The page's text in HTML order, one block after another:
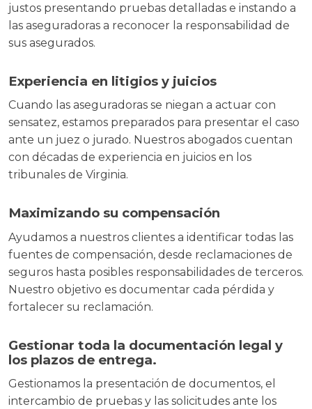
justos presentando pruebas detalladas e instando a
las aseguradoras a reconocer la responsabilidad de
sus asegurados.
Experiencia en litigios y juicios
Cuando las aseguradoras se niegan a actuar con
sensatez, estamos preparados para presentar el caso
ante un juez o jurado. Nuestros abogados cuentan
con décadas de experiencia en juicios en los
tribunales de Virginia.
Maximizando su compensación
Ayudamos a nuestros clientes a identificar todas las
fuentes de compensación, desde reclamaciones de
seguros hasta posibles responsabilidades de terceros.
Nuestro objetivo es documentar cada pérdida y
fortalecer su reclamación.
Gestionar toda la documentación legal y
los plazos de entrega.
Gestionamos la presentación de documentos, el
intercambio de pruebas y las solicitudes ante los